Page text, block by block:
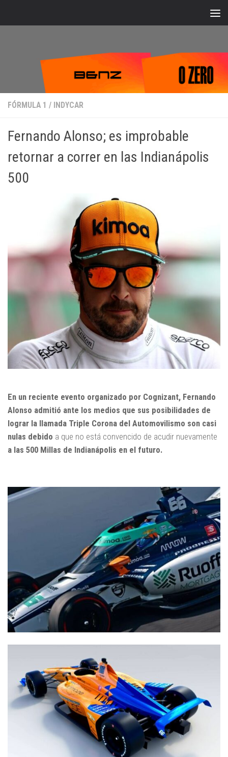
FÓRMULA 1 / INDYCAR
Fernando Alonso; es improbable
retornar a correr en las Indianápolis
500
En un reciente evento organizado por Cognizant, Fernando
Alonso admitió ante los medios que sus posibilidades de
lograr la llamada Triple Corona del Automovilismo son casi
nulas debido a que no está convencido de acudir nuevamente
a las 500 Millas de Indianápolis en el futuro.